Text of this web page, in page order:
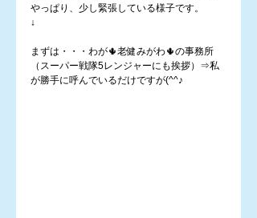
やっぱり、少し緊張している様子です。
↓
まずは・・・わが🌵老健みがわ🌵の事務所
（スーパー戦隊5レンジャーにも挨拶）⇒私
が勝手に呼んでいるだけですが(^^♪